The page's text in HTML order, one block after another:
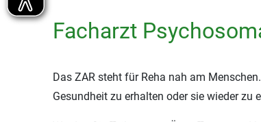
Facharzt
Das ZAR steht für Reha nah am
Gesundheit zu erhalten oder sie wieder zu